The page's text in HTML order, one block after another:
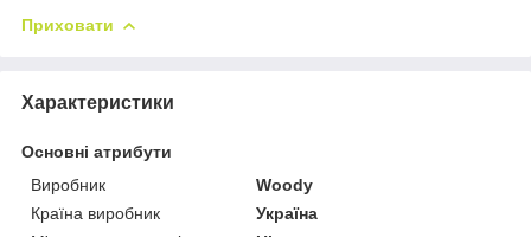
Приховати
Характеристики
Основні атрибути
Виробник
Woody
Країна виробник
Україна